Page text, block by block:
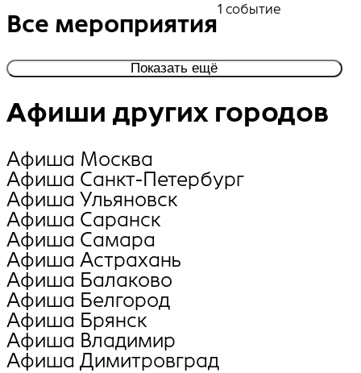
Все мероприятия
1 событие
Показать ещё
Афиши других городов
Афиша Москва
Афиша Санкт-Петербург
Афиша Ульяновск
Афиша Саранск
Афиша Самара
Афиша Астрахань
Афиша Балаково
Афиша Белгород
Афиша Брянск
Афиша Владимир
Афиша Димитровград